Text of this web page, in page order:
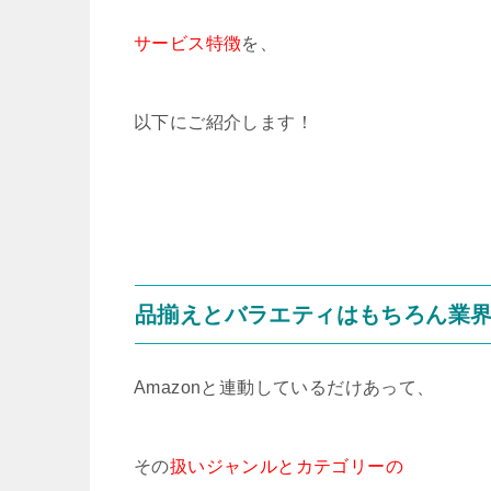
サービス特徴を、
以下にご紹介します！
品揃えとバラエティはもちろん業
Amazonと連動しているだけあって、
その扱いジャンルとカテゴリーの